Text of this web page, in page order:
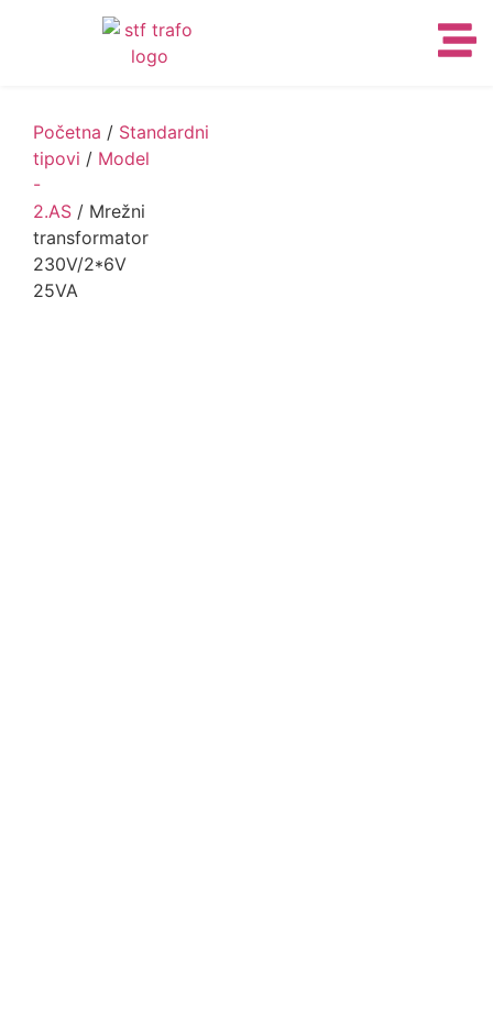
Početna / Standardni
tipovi / Model
-
2.AS / Mrežni
transformator
230V/2*6V
25VA